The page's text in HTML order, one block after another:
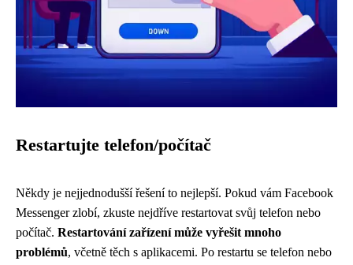
Restartujte telefon/počítač
Někdy je nejjednodušší řešení to nejlepší. Pokud vám Facebook
Messenger zlobí, zkuste nejdříve restartovat svůj telefon nebo
počítač. Restartování zařízení může vyřešit mnoho
problémů, včetně těch s aplikacemi. Po restartu se telefon nebo